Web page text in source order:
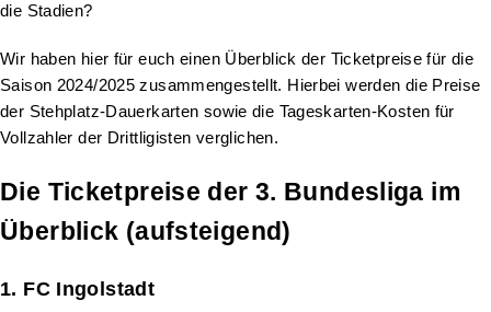
die Stadien?
Wir haben hier für euch einen Überblick der Ticketpreise für die
Saison 2024/2025 zusammengestellt. Hierbei werden die Preise
der Stehplatz-Dauerkarten sowie die Tageskarten-Kosten für
Vollzahler der Drittligisten verglichen.
Die Ticketpreise der 3. Bundesliga im
Überblick (aufsteigend)
1. FC Ingolstadt